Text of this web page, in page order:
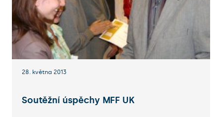
28. května 2013
Soutěžní úspěchy MFF UK